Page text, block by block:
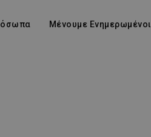
Μένουμε Ενημερωμένοι